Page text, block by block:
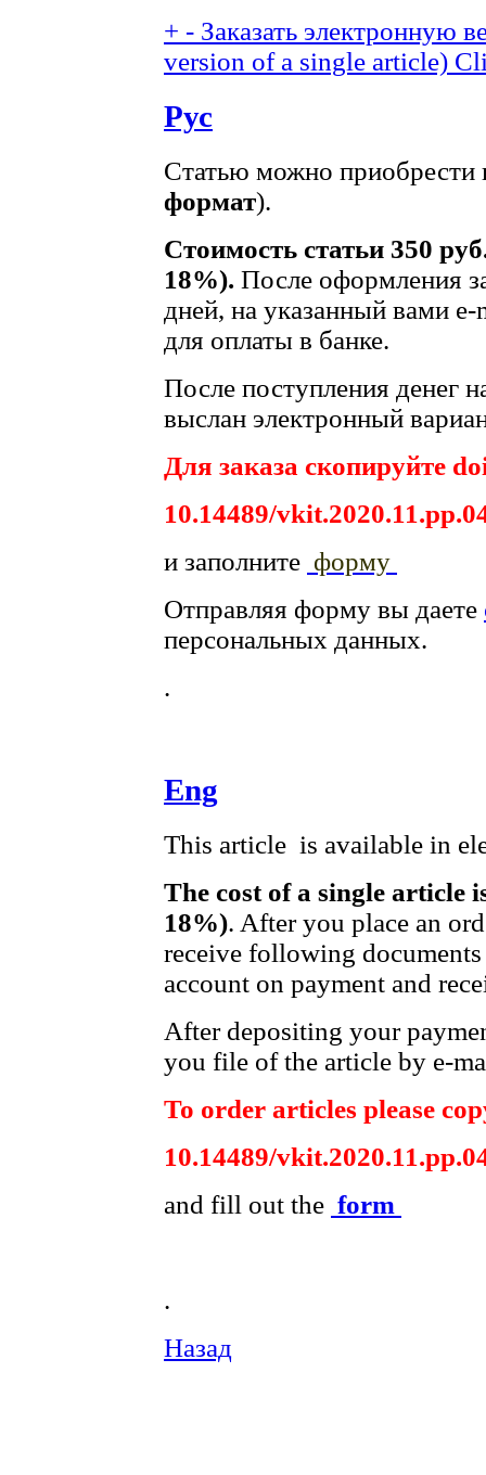
+ - Заказать электронную
version of a single article)
Рус
Статью можно приобрести
формат).
Стоимость статьи 350
18%). После оформления
дней, на указанный вами
для оплаты в банке.
После поступления денег
выслан электронный
Для заказа скопируйте
10.14489/
и заполните форму
Отправляя форму вы даете
персональных данных.
.
Eng
This article is available in
The cost of a single article
18%). After you place an
receive following
account on payment and
After depositing your
you file of the article by e-
To order articles please
10.14489/
and fill out the form
.
Назад